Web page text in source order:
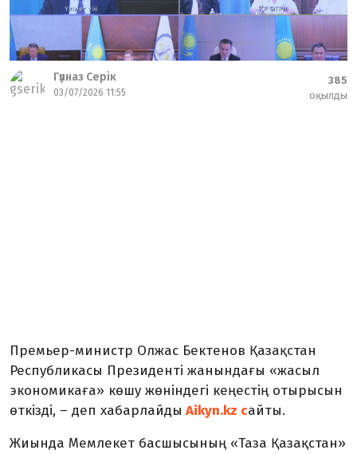
Гүлназ Серік
03/07/2026 11:55
385
оқылды
Премьер-министр Олжас Бектенов Қазақстан
Республикасы Президенті жанындағы «жасыл
экономикаға» көшу жөніндегі кеңестің отырысын
өткізді, – деп хабарлайды Aikyn.kz сайты.
Жиында Мемлекет басшысының «Таза Қазақстан»